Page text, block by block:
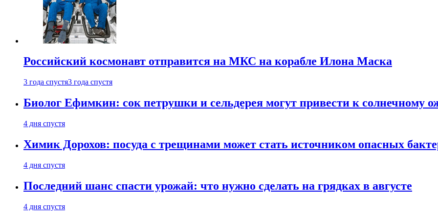
Российский космонавт отправится на МКС на корабле Илона Маска
3 года спустя3 года спустя
Биолог Ефимкин: сок петрушки и сельдерея могут привести к солнечному
4 дня спустя
Химик Дорохов: посуда с трещинами может стать источником опасных
4 дня спустя
Последний шанс спасти урожай: что нужно сделать на грядках в августе
4 дня спустя